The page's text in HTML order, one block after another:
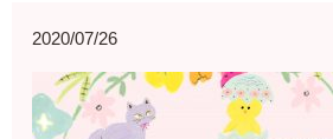
2020/07/26